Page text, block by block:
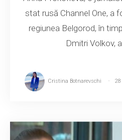
stat rusă Channel One, a
regiunea Belgorod, în
Dmitri Volkov,
Cristina Botnarevschi